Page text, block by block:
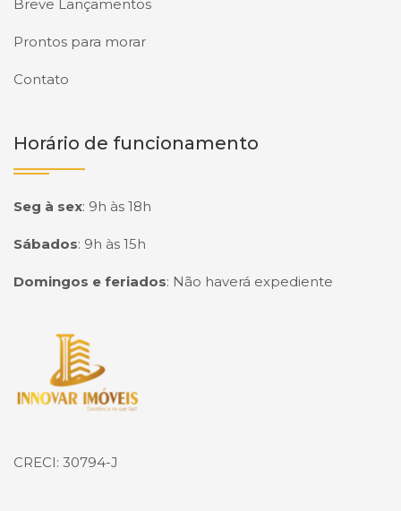
Breve Lançamentos
Prontos para morar
Contato
Horário de funcionamento
Seg à sex: 9h às 18h
Sábados: 9h às 15h
Domingos e feriados: Não haverá expediente
Página inicial
CRECI: 30794-J